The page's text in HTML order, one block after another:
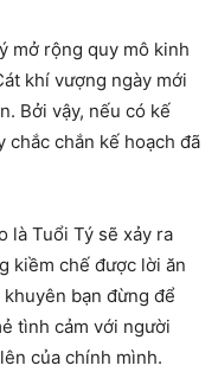
mở rộng quy mô kinh
khí vượng ngày mới
Bởi vậy, nếu có kế
chắc chắn kế hoạch đã
là Tuổi Tý sẽ xảy ra
kiềm chế được lời ăn
bạn đừng để
tình cảm với người
của chính mình.